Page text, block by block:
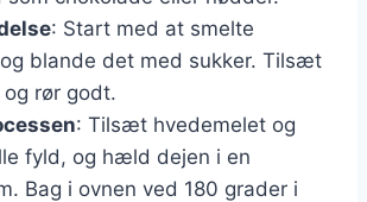
: Start med at smelte
blande det med sukker. Tilsæt
rør godt.
: Tilsæt hvedemelet og
fyld, og hæld dejen i en
Bag i ovnen ved 180 grader i